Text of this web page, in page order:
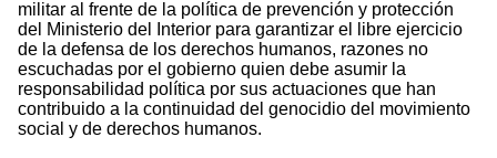
militar al frente de la política de prevención y protección
del Ministerio del Interior para garantizar el libre ejercicio
de la defensa de los derechos humanos, razones no
escuchadas por el gobierno quien debe asumir la
responsabilidad política por sus actuaciones que han
contribuido a la continuidad del genocidio del movimiento
social y de derechos humanos.